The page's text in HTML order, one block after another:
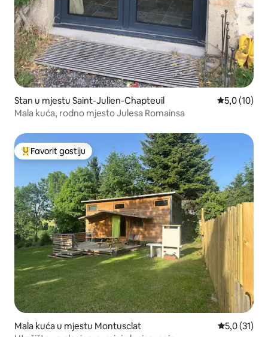
Stan u mjestu Saint-Julien-Chapteuil Prosječna
5,0 (10)
Mala kuća, rodno mjesto Julesa Romainsa
Glavni favorit gostiju
Favorit gostiju
Mala kuća u mjestu Montusclat Prosječna
5,0 (31)